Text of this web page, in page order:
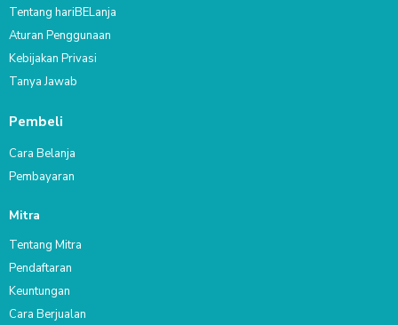
Tentang hariBELanja
Aturan Penggunaan
Kebijakan Privasi
Tanya Jawab
Pembeli
Cara Belanja
Pembayaran
Mitra
Tentang Mitra
Pendaftaran
Keuntungan
Cara Berjualan